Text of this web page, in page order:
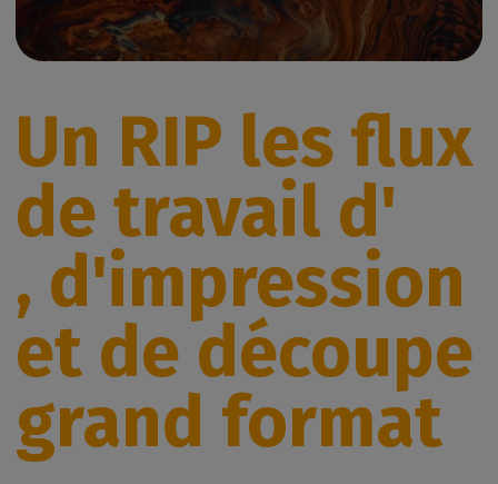
Un RIP les flux
de travail d'
, d'impression
et de découpe
grand format